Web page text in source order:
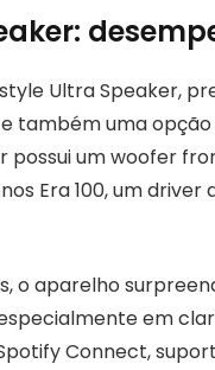
Ultra Speaker,
também uma
possui um woofer
Era 100, um
o aparelho
em
Connect,